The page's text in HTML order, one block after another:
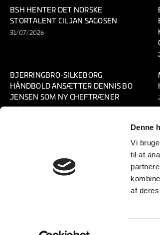
Denne
Vi
til at
af
BSH HENTER DET NORSKE
STORTALENT CILJAN SAGOSEN
31/07/2026
BJERRINGBRO-SILKEBORG
HÅNDBOLD ANSÆTTER DENNIS BO
JENSEN SOM NY CHEFTRÆNER
23/06/2026